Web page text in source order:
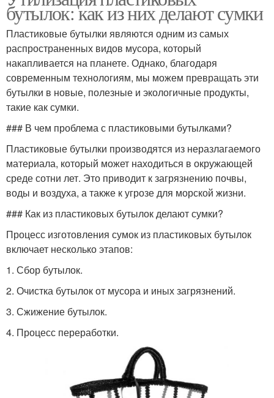
бутылок: как из них делают сумки
Пластиковые бутылки являются одним из самых
распространенных видов мусора, который
накапливается на планете. Однако, благодаря
современным технологиям, мы можем превращать эти
бутылки в новые, полезные и экологичные продукты,
такие как сумки.
### В чем проблема с пластиковыми бутылками?
Пластиковые бутылки производятся из неразлагаемого
материала, который может находиться в окружающей
среде сотни лет. Это приводит к загрязнению почвы,
воды и воздуха, а также к угрозе для морской жизни.
### Как из пластиковых бутылок делают сумки?
Процесс изготовления сумок из пластиковых бутылок
включает несколько этапов:
1. Сбор бутылок.
2. Очистка бутылок от мусора и иных загрязнений.
3. Сжижение бутылок.
4. Процесс переработки.